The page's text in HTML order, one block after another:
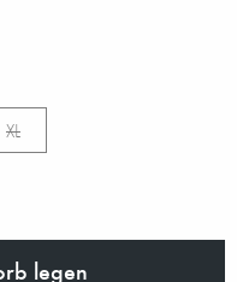
XL
legen